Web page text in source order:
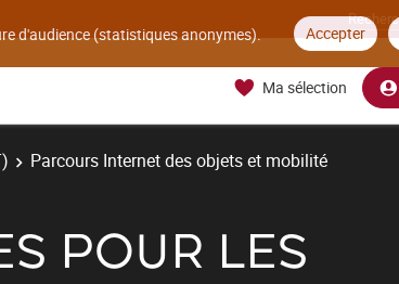
d'audience (statistiques anonymes). Accepter
Ma sélection
Parcours Internet des objets et mobilité
POUR LES